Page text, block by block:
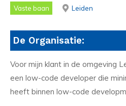
Vaste baan Leiden
De Organisatie:
Voor mijn klant in de omgeving
een low-code developer die
heeft binnen low-code